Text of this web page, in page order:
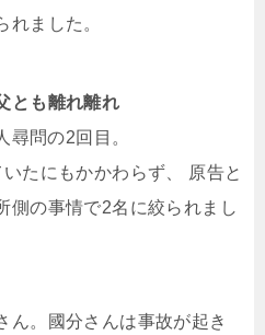
れました。
とも離れ離れ
尋問の2回目。
たにもかかわらず、 原告と
側の事情で2名に絞られまし
ん。國分さんは事故が起き